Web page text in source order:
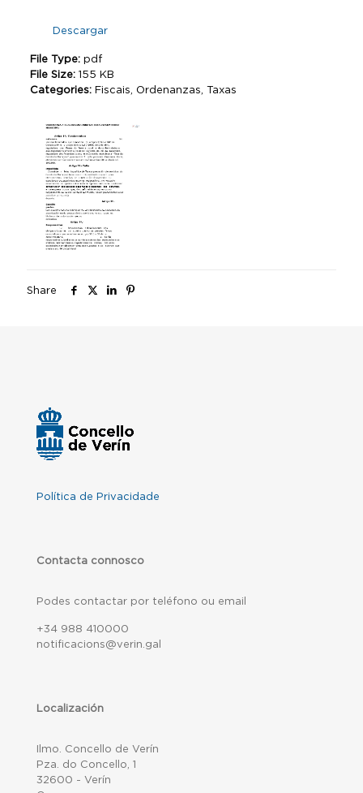
Descargar
File Type: pdf
File Size: 155 KB
Categories: Fiscais, Ordenanzas, Taxas
Share
Política de Privacidade
Contacta connosco
Podes contactar por teléfono ou email
+34 988 410000
notificacions@verin.gal
Localización
Ilmo. Concello de Verín
Pza. do Concello, 1
32600 - Verín